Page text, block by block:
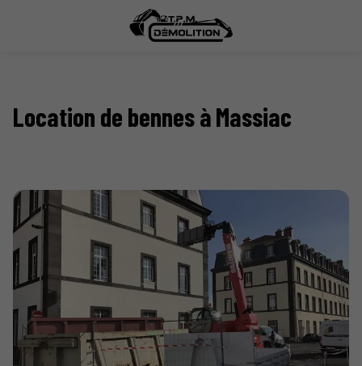
Location de bennes à Massiac